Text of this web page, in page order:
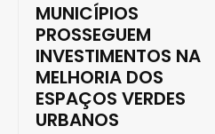
MUNICÍPIOS
PROSSEGUEM
INVESTIMENTOS NA
MELHORIA DOS
ESPAÇOS VERDES
URBANOS